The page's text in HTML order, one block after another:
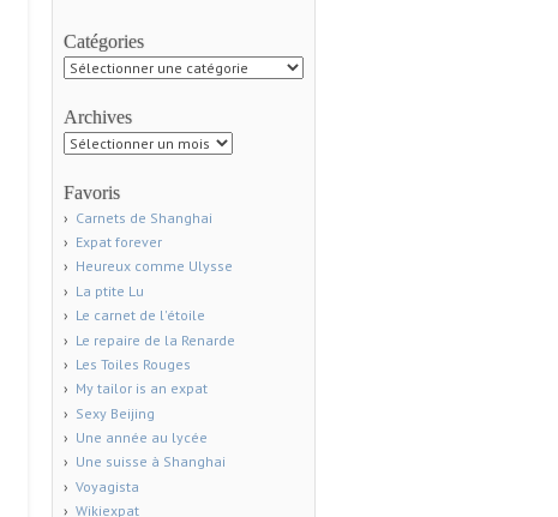
Catégories
Catégories
Archives
Archives
Favoris
Carnets de Shanghai
Expat forever
Heureux comme Ulysse
La ptite Lu
Le carnet de l'étoile
Le repaire de la Renarde
Les Toiles Rouges
My tailor is an expat
Sexy Beijing
Une année au lycée
Une suisse à Shanghai
Voyagista
Wikiexpat